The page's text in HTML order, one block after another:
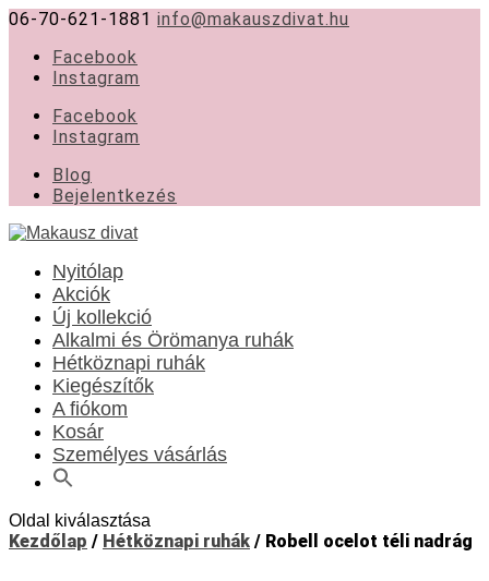
06-70-621-1881 info@makauszdivat.hu
Facebook
Instagram
Facebook
Instagram
Blog
Bejelentkezés
Nyitólap
Akciók
Új kollekció
Alkalmi és Örömanya ruhák
Hétköznapi ruhák
Kiegészítők
A fiókom
Kosár
Személyes vásárlás
Oldal kiválasztása
Kezdőlap / Hétköznapi ruhák / Robell ocelot téli nadrág